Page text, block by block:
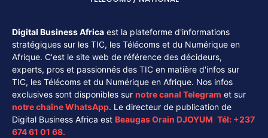
Digital Business Africa est la plateforme d'informations
stratégiques sur les TIC, les Télécoms et du Numérique en
Afrique. C'est le site web de référence des décideurs,
experts, pros et passionnés des TIC en matière d'infos sur
TIC, les Télécoms et du Numérique en Afrique. Nos infos
exclusives sont disponibles sur notre canal Telegram et sur
notre chaîneWhatsApp. Le directeur de publication de
Digital Business Africa est Beaugas Orain DJOYUM. Tél: +237
674 61 01 68.